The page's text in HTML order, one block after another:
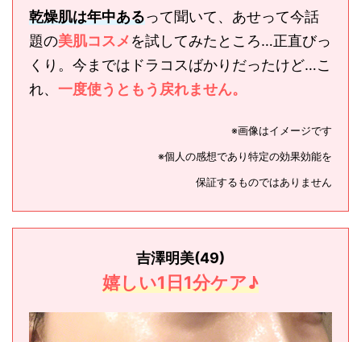
乾燥肌は年中あるって聞いて、あせって今話
題の美肌コスメを試してみたところ…正直びっ
くり。今まではドラコスばかりだったけど…こ
れ、 一度使うともう戻れません。
※画像はイメージです
※個人の感想であり特定の効果効能を
保証するものではありません
吉澤明美(49)
嬉しい1日1分ケア♪